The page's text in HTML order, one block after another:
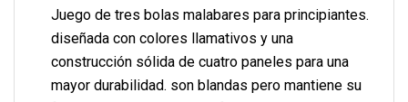
Juego de tres bolas malabares para principiantes.
diseñada con colores llamativos y una
construcción sólida de cuatro paneles para una
mayor durabilidad. son blandas pero mantiene su